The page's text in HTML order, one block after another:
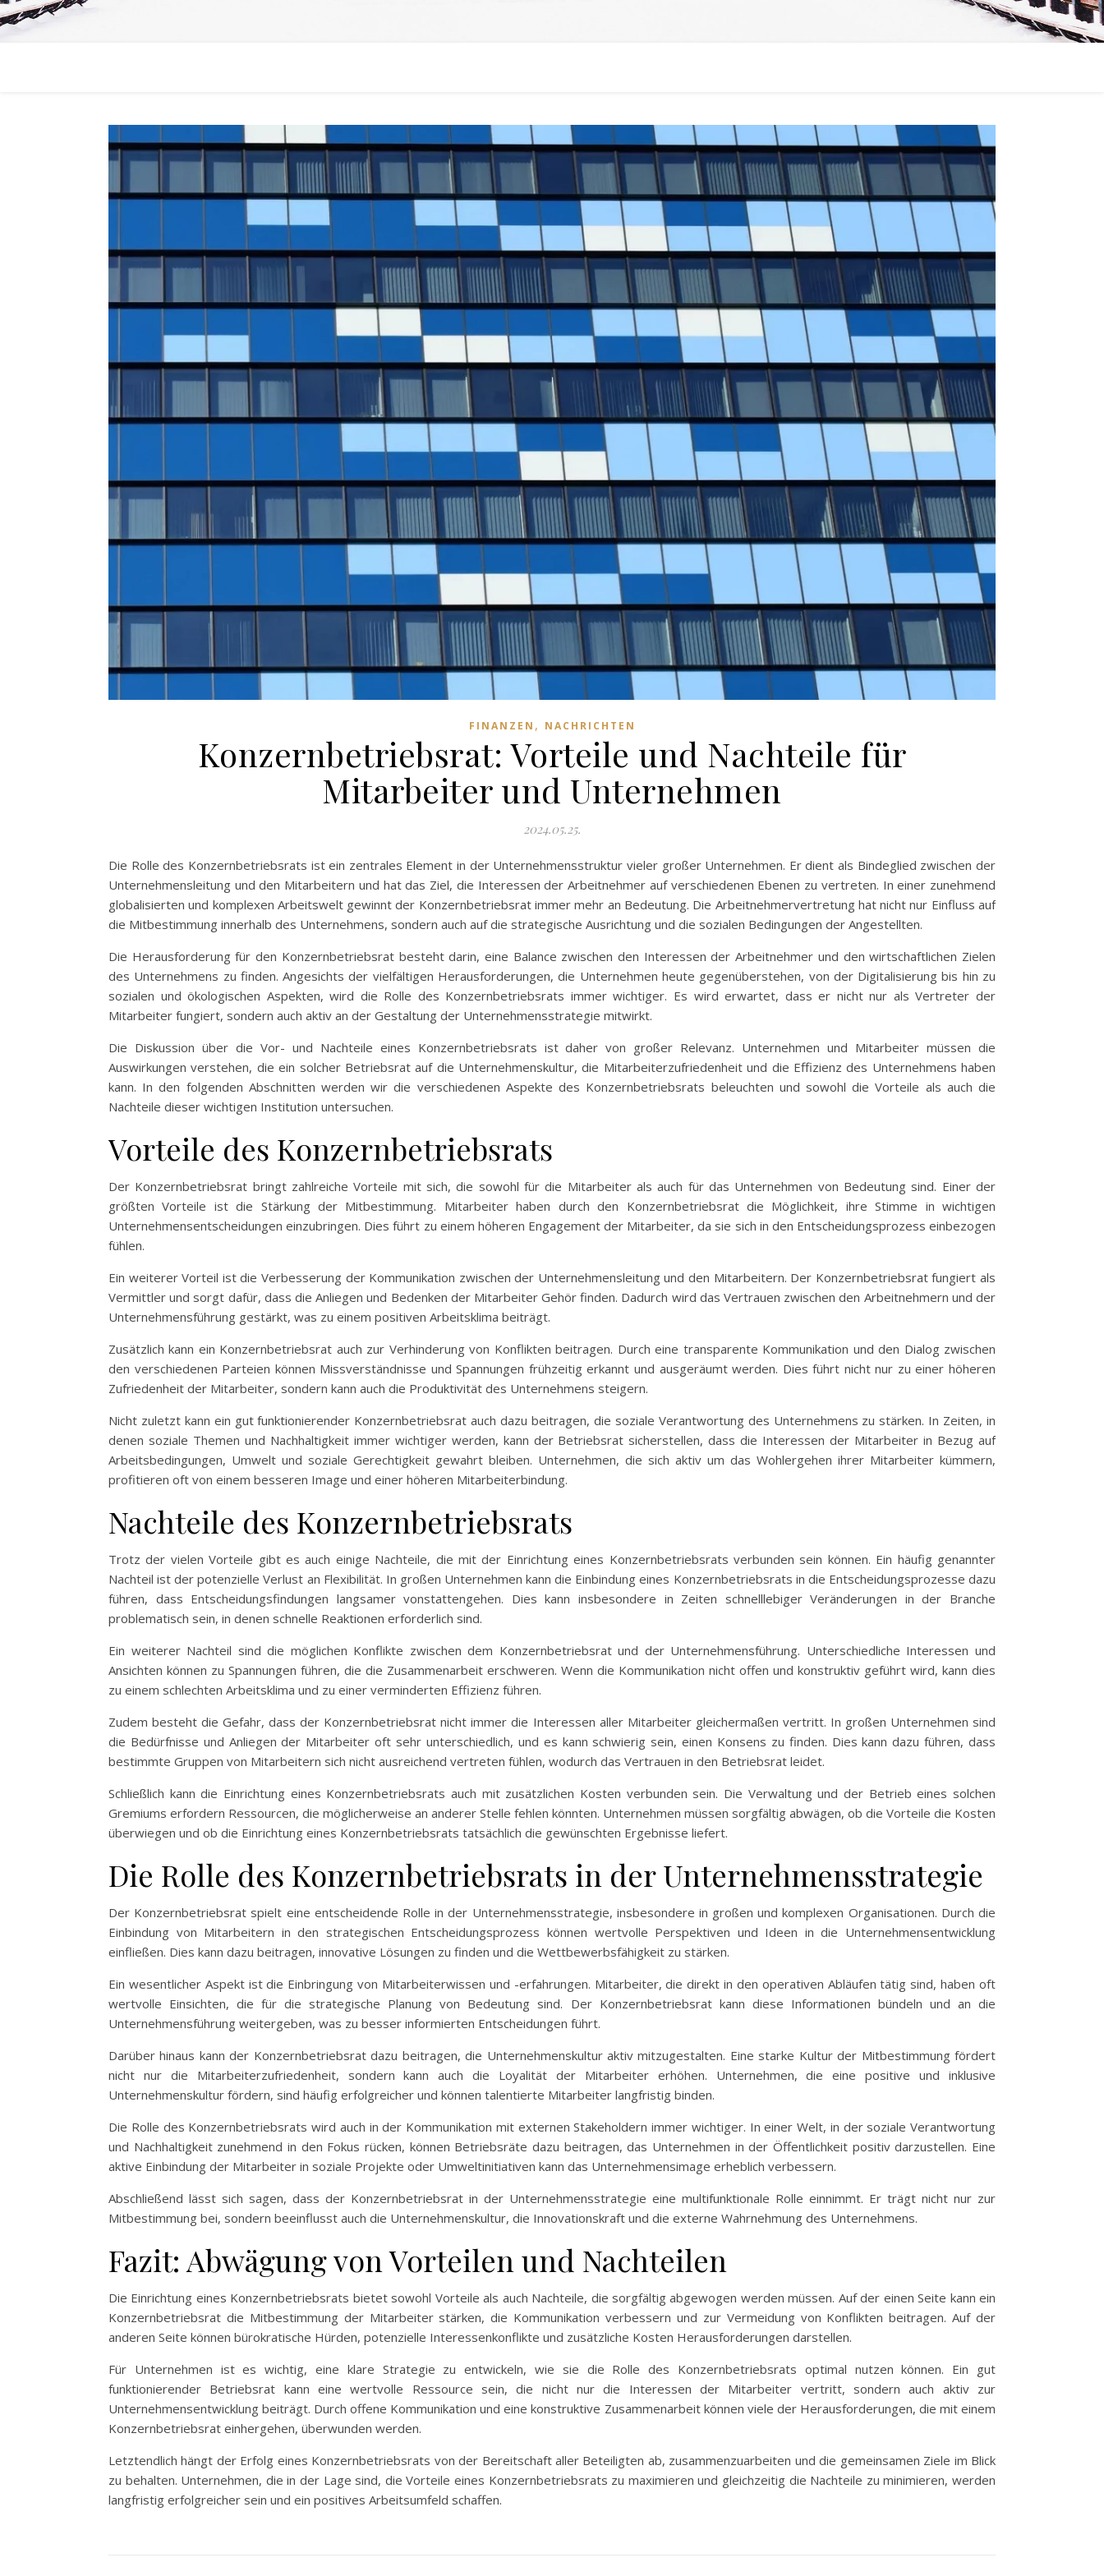
FINANZEN , NACHRICHTEN
Konzernbetriebsrat: Vorteile und Nachteile für
Mitarbeiter und Unternehmen
2024.05.25.
Die Rolle des Konzernbetriebsrats ist ein zentrales Element in der Unternehmensstruktur vieler großer Unternehmen. Er dient als Bindeglied zwischen der
Unternehmensleitung und den Mitarbeitern und hat das Ziel, die Interessen der Arbeitnehmer auf verschiedenen Ebenen zu vertreten. In einer zunehmend
globalisierten und komplexen Arbeitswelt gewinnt der Konzernbetriebsrat immer mehr an Bedeutung. Die Arbeitnehmervertretung hat nicht nur Einfluss auf
die Mitbestimmung innerhalb des Unternehmens, sondern auch auf die strategische Ausrichtung und die sozialen Bedingungen der Angestellten.
Die Herausforderung für den Konzernbetriebsrat besteht darin, eine Balance zwischen den Interessen der Arbeitnehmer und den wirtschaftlichen Zielen
des Unternehmens zu finden. Angesichts der vielfältigen Herausforderungen, die Unternehmen heute gegenüberstehen, von der Digitalisierung bis hin zu
sozialen und ökologischen Aspekten, wird die Rolle des Konzernbetriebsrats immer wichtiger. Es wird erwartet, dass er nicht nur als Vertreter der
Mitarbeiter fungiert, sondern auch aktiv an der Gestaltung der Unternehmensstrategie mitwirkt.
Die Diskussion über die Vor- und Nachteile eines Konzernbetriebsrats ist daher von großer Relevanz. Unternehmen und Mitarbeiter müssen die
Auswirkungen verstehen, die ein solcher Betriebsrat auf die Unternehmenskultur, die Mitarbeiterzufriedenheit und die Effizienz des Unternehmens haben
kann. In den folgenden Abschnitten werden wir die verschiedenen Aspekte des Konzernbetriebsrats beleuchten und sowohl die Vorteile als auch die
Nachteile dieser wichtigen Institution untersuchen.
Vorteile des Konzernbetriebsrats
Der Konzernbetriebsrat bringt zahlreiche Vorteile mit sich, die sowohl für die Mitarbeiter als auch für das Unternehmen von Bedeutung sind. Einer der
größten Vorteile ist die Stärkung der Mitbestimmung. Mitarbeiter haben durch den Konzernbetriebsrat die Möglichkeit, ihre Stimme in wichtigen
Unternehmensentscheidungen einzubringen. Dies führt zu einem höheren Engagement der Mitarbeiter, da sie sich in den Entscheidungsprozess einbezogen
fühlen.
Ein weiterer Vorteil ist die Verbesserung der Kommunikation zwischen der Unternehmensleitung und den Mitarbeitern. Der Konzernbetriebsrat fungiert als
Vermittler und sorgt dafür, dass die Anliegen und Bedenken der Mitarbeiter Gehör finden. Dadurch wird das Vertrauen zwischen den Arbeitnehmern und der
Unternehmensführung gestärkt, was zu einem positiven Arbeitsklima beiträgt.
Zusätzlich kann ein Konzernbetriebsrat auch zur Verhinderung von Konflikten beitragen. Durch eine transparente Kommunikation und den Dialog zwischen
den verschiedenen Parteien können Missverständnisse und Spannungen frühzeitig erkannt und ausgeräumt werden. Dies führt nicht nur zu einer höheren
Zufriedenheit der Mitarbeiter, sondern kann auch die Produktivität des Unternehmens steigern.
Nicht zuletzt kann ein gut funktionierender Konzernbetriebsrat auch dazu beitragen, die soziale Verantwortung des Unternehmens zu stärken. In Zeiten, in
denen soziale Themen und Nachhaltigkeit immer wichtiger werden, kann der Betriebsrat sicherstellen, dass die Interessen der Mitarbeiter in Bezug auf
Arbeitsbedingungen, Umwelt und soziale Gerechtigkeit gewahrt bleiben. Unternehmen, die sich aktiv um das Wohlergehen ihrer Mitarbeiter kümmern,
profitieren oft von einem besseren Image und einer höheren Mitarbeiterbindung.
Nachteile des Konzernbetriebsrats
Trotz der vielen Vorteile gibt es auch einige Nachteile, die mit der Einrichtung eines Konzernbetriebsrats verbunden sein können. Ein häufig genannter
Nachteil ist der potenzielle Verlust an Flexibilität. In großen Unternehmen kann die Einbindung eines Konzernbetriebsrats in die Entscheidungsprozesse dazu
führen, dass Entscheidungsfindungen langsamer vonstattengehen. Dies kann insbesondere in Zeiten schnelllebiger Veränderungen in der Branche
problematisch sein, in denen schnelle Reaktionen erforderlich sind.
Ein weiterer Nachteil sind die möglichen Konflikte zwischen dem Konzernbetriebsrat und der Unternehmensführung. Unterschiedliche Interessen und
Ansichten können zu Spannungen führen, die die Zusammenarbeit erschweren. Wenn die Kommunikation nicht offen und konstruktiv geführt wird, kann dies
zu einem schlechten Arbeitsklima und zu einer verminderten Effizienz führen.
Zudem besteht die Gefahr, dass der Konzernbetriebsrat nicht immer die Interessen aller Mitarbeiter gleichermaßen vertritt. In großen Unternehmen sind
die Bedürfnisse und Anliegen der Mitarbeiter oft sehr unterschiedlich, und es kann schwierig sein, einen Konsens zu finden. Dies kann dazu führen, dass
bestimmte Gruppen von Mitarbeitern sich nicht ausreichend vertreten fühlen, wodurch das Vertrauen in den Betriebsrat leidet.
Schließlich kann die Einrichtung eines Konzernbetriebsrats auch mit zusätzlichen Kosten verbunden sein. Die Verwaltung und der Betrieb eines solchen
Gremiums erfordern Ressourcen, die möglicherweise an anderer Stelle fehlen könnten. Unternehmen müssen sorgfältig abwägen, ob die Vorteile die Kosten
überwiegen und ob die Einrichtung eines Konzernbetriebsrats tatsächlich die gewünschten Ergebnisse liefert.
Die Rolle des Konzernbetriebsrats in der Unternehmensstrategie
Der Konzernbetriebsrat spielt eine entscheidende Rolle in der Unternehmensstrategie, insbesondere in großen und komplexen Organisationen. Durch die
Einbindung von Mitarbeitern in den strategischen Entscheidungsprozess können wertvolle Perspektiven und Ideen in die Unternehmensentwicklung
einfließen. Dies kann dazu beitragen, innovative Lösungen zu finden und die Wettbewerbsfähigkeit zu stärken.
Ein wesentlicher Aspekt ist die Einbringung von Mitarbeiterwissen und -erfahrungen. Mitarbeiter, die direkt in den operativen Abläufen tätig sind, haben oft
wertvolle Einsichten, die für die strategische Planung von Bedeutung sind. Der Konzernbetriebsrat kann diese Informationen bündeln und an die
Unternehmensführung weitergeben, was zu besser informierten Entscheidungen führt.
Darüber hinaus kann der Konzernbetriebsrat dazu beitragen, die Unternehmenskultur aktiv mitzugestalten. Eine starke Kultur der Mitbestimmung fördert
nicht nur die Mitarbeiterzufriedenheit, sondern kann auch die Loyalität der Mitarbeiter erhöhen. Unternehmen, die eine positive und inklusive
Unternehmenskultur fördern, sind häufig erfolgreicher und können talentierte Mitarbeiter langfristig binden.
Die Rolle des Konzernbetriebsrats wird auch in der Kommunikation mit externen Stakeholdern immer wichtiger. In einer Welt, in der soziale Verantwortung
und Nachhaltigkeit zunehmend in den Fokus rücken, können Betriebsräte dazu beitragen, das Unternehmen in der Öffentlichkeit positiv darzustellen. Eine
aktive Einbindung der Mitarbeiter in soziale Projekte oder Umweltinitiativen kann das Unternehmensimage erheblich verbessern.
Abschließend lässt sich sagen, dass der Konzernbetriebsrat in der Unternehmensstrategie eine multifunktionale Rolle einnimmt. Er trägt nicht nur zur
Mitbestimmung bei, sondern beeinflusst auch die Unternehmenskultur, die Innovationskraft und die externe Wahrnehmung des Unternehmens.
Fazit: Abwägung von Vorteilen und Nachteilen
Die Einrichtung eines Konzernbetriebsrats bietet sowohl Vorteile als auch Nachteile, die sorgfältig abgewogen werden müssen. Auf der einen Seite kann ein
Konzernbetriebsrat die Mitbestimmung der Mitarbeiter stärken, die Kommunikation verbessern und zur Vermeidung von Konflikten beitragen. Auf der
anderen Seite können bürokratische Hürden, potenzielle Interessenkonflikte und zusätzliche Kosten Herausforderungen darstellen.
Für Unternehmen ist es wichtig, eine klare Strategie zu entwickeln, wie sie die Rolle des Konzernbetriebsrats optimal nutzen können. Ein gut
funktionierender Betriebsrat kann eine wertvolle Ressource sein, die nicht nur die Interessen der Mitarbeiter vertritt, sondern auch aktiv zur
Unternehmensentwicklung beiträgt. Durch offene Kommunikation und eine konstruktive Zusammenarbeit können viele der Herausforderungen, die mit einem
Konzernbetriebsrat einhergehen, überwunden werden.
Letztendlich hängt der Erfolg eines Konzernbetriebsrats von der Bereitschaft aller Beteiligten ab, zusammenzuarbeiten und die gemeinsamen Ziele im Blick
zu behalten. Unternehmen, die in der Lage sind, die Vorteile eines Konzernbetriebsrats zu maximieren und gleichzeitig die Nachteile zu minimieren, werden
langfristig erfolgreicher sein und ein positives Arbeitsumfeld schaffen.